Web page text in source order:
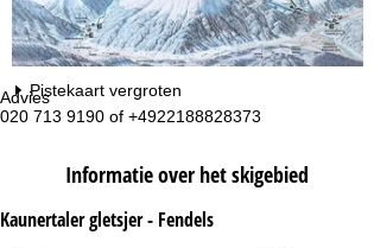
Advies
020 713 9190 of +4922188828373
Pistekaart vergroten
Informatie over het skigebied
Kaunertaler gletsjer - Fendels